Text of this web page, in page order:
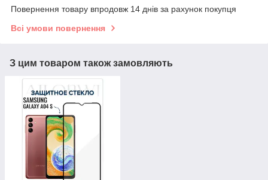
Повернення товару впродовж 14 днів за рахунок покупця
Всі умови повернення
З цим товаром також замовляють